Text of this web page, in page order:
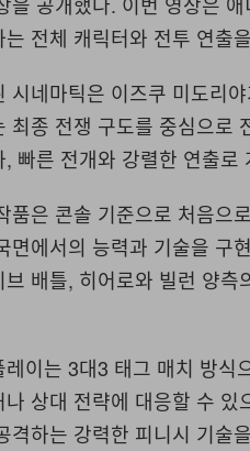
는 전체 캐릭터와 전투 연출
시네마틱은 이즈쿠 미도리
최종 전쟁 구도를 중심으로
, 빠른 전개와 강렬한 연출로
품은 콘솔 기준으로 처음으
면에서의 능력과 기술을 구
브 배틀, 히어로와 빌런 양
레이는 3대3 태그 매치 방식
나 상대 전략에 대응할 수 있
격하는 강력한 피니시 기술